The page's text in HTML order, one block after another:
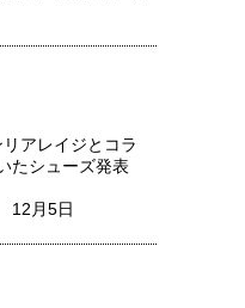
リアレイジとコラ
たシューズ発表
12月5日